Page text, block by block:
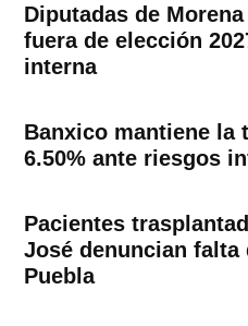
Diputadas de
fuera de elección
interna
Banxico mantiene la
6.50% ante riesgos
Pacientes
José denuncian falta
Puebla